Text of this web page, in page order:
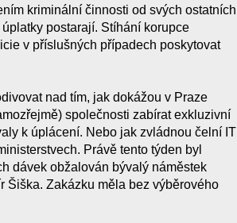
kriminální činnosti od svých ostatních
postarají. Stíhání korupce
v příslušných případech poskytovat
nad tím, jak dokážou v Praze
společnosti zabírat exkluzivní
k úplácení. Nebo jak zvládnou čelní IT
Právě tento týden byl
dávek obžalován bývalý náměstek
Šiška. Zakázku měla bez výběrového